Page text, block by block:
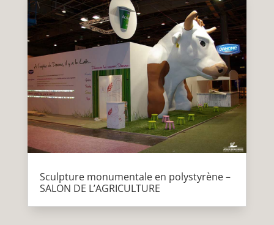
Sculpture monumentale en polystyrène –
SALON DE L’AGRICULTURE